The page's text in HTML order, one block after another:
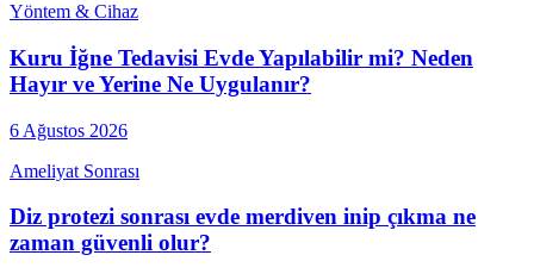
Yöntem & Cihaz
Kuru İğne Tedavisi Evde Yapılabilir mi? Neden
Hayır ve Yerine Ne Uygulanır?
6 Ağustos 2026
Ameliyat Sonrası
Diz protezi sonrası evde merdiven inip çıkma ne
zaman güvenli olur?